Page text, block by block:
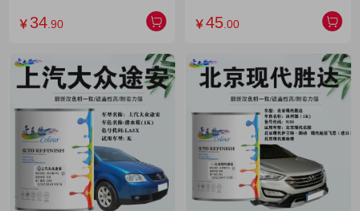
￥ 34 .90 ￥45 .00